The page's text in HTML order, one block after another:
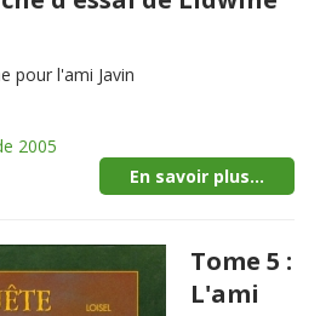
pour l'ami Javin
2005
En savoir plus...
Tome 5 :
L'ami